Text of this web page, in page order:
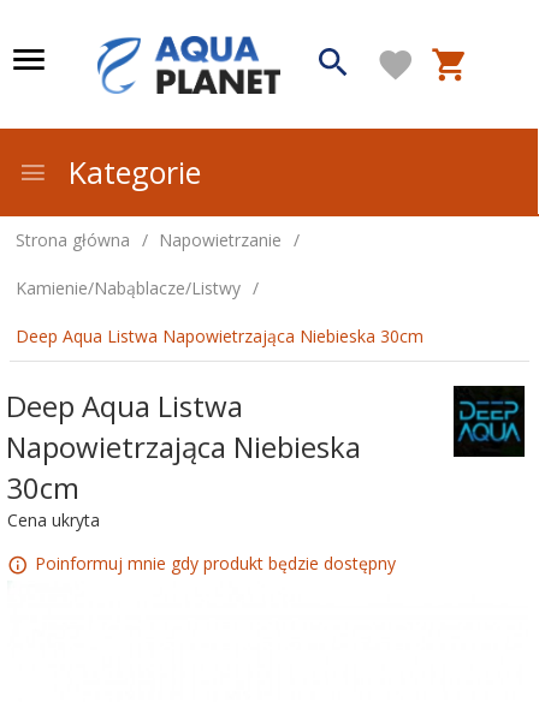
Kategorie
Strona główna Napowietrzanie
Kamienie/Nabąblacze/Listwy
Deep Aqua Listwa Napowietrzająca Niebieska 30cm
Deep Aqua Listwa
Napowietrzająca Niebieska
30cm
Cena ukryta
Poinformuj mnie gdy produkt będzie dostępny